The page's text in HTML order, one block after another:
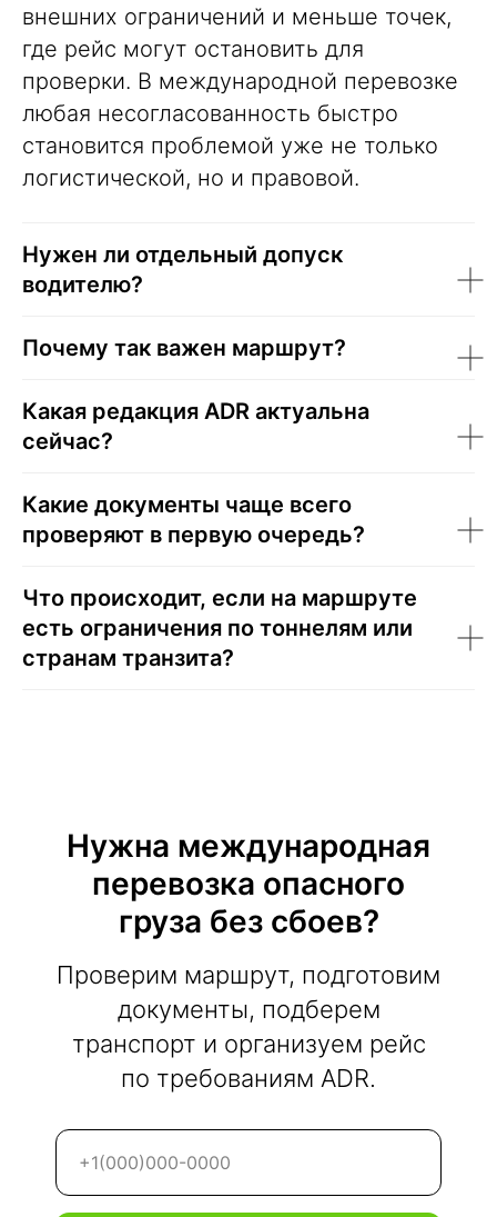
внешних ограничений и меньше точек,
где рейс могут остановить для
проверки. В международной перевозке
любая несогласованность быстро
становится проблемой уже не только
логистической, но и правовой.
Нужен ли отдельный допуск
водителю?
Почему так важен маршрут?
Какая редакция ADR актуальна
сейчас?
Какие документы чаще всего
проверяют в первую очередь?
Что происходит, если на маршруте
есть ограничения по тоннелям или
странам транзита?
Нужна международная
перевозка опасного
груза без сбоев?
Проверим маршрут, подготовим
документы, подберем
транспорт и организуем рейс
по требованиям ADR.